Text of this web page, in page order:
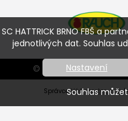
SC HATTRICK BRNO FBŠ a
jednotlivých dat. Souhlas
Nastavení
Souhlas
© SC HATTRICK BRNO
SprávceVáš prostor, s.r.o.|